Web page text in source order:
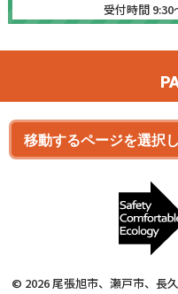
受付時間 9:30
© 2026 尾張旭市、瀬戸市、長